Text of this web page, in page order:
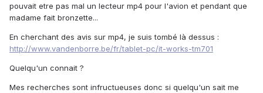
pouvait etre pas mal un lecteur mp4 pour l'avion et pendant que
madame fait bronzette...
En cherchant des avis sur mp4, je suis tombé là dessus :
http://www.vandenborre.be/fr/tablet-pc/it-works-tm701
Quelqu'un connait ?
Mes recherches sont infructueuses donc si quelqu'un sait me